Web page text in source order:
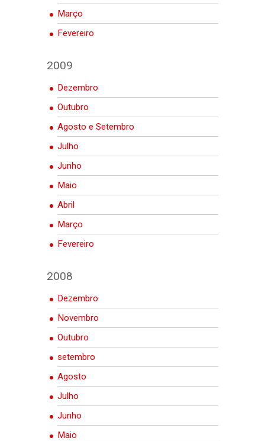
Março
Fevereiro
2009
Dezembro
Outubro
Agosto e Setembro
Julho
Junho
Maio
Abril
Março
Fevereiro
2008
Dezembro
Novembro
Outubro
setembro
Agosto
Julho
Junho
Maio